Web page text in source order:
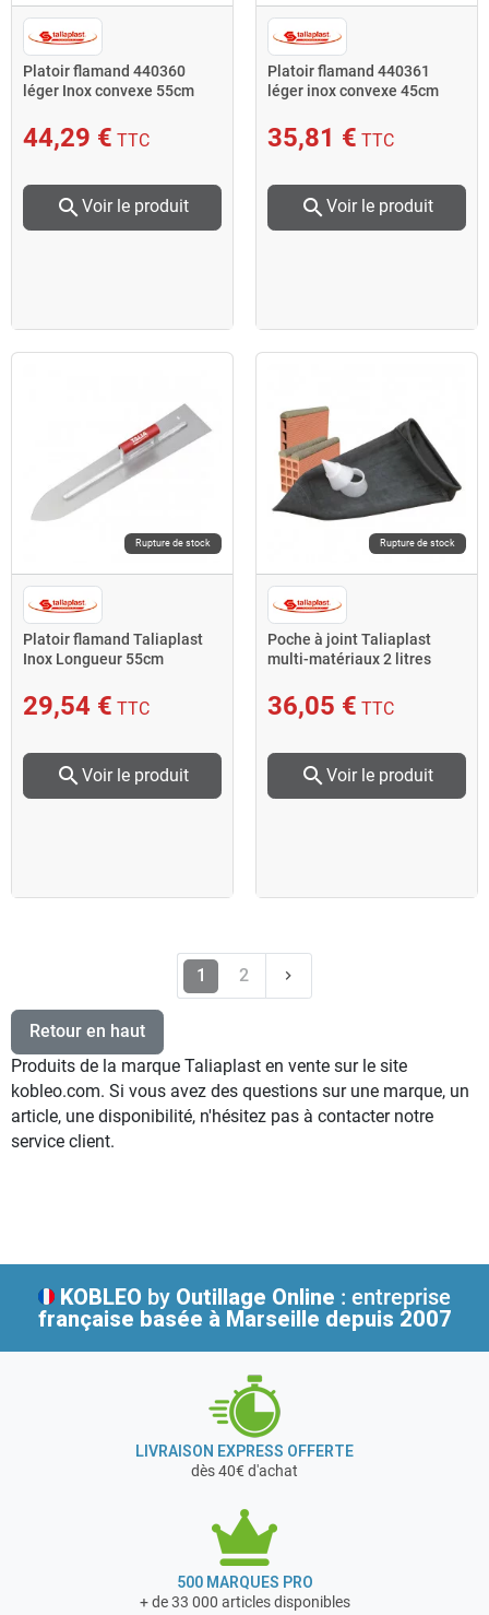
Platoir flamand 440360
léger Inox convexe 55cm
44,29 € TTC
search Voir le produit
Platoir flamand 440361
léger inox convexe 45cm
35,81 € TTC
search Voir le produit
Rupture de stock
Platoir flamand Taliaplast
Inox Longueur 55cm
29,54 € TTC
search Voir le produit
Rupture de stock
Poche à joint Taliaplast
multi-matériaux 2 litres
36,05 € TTC
search Voir le produit
1 2 keyboard_arrow_right
Retour en haut
Produits de la marque Taliaplast en vente sur le site
kobleo.com. Si vous avez des questions sur une marque, un
article, une disponibilité, n'hésitez pas à contacter notre
service client.
KOBLEO by Outillage Online : entreprise
française basée à Marseille depuis 2007
LIVRAISON EXPRESS OFFERTE
dès 40€ d'achat
500 MARQUES PRO
+ de 33 000 articles disponibles